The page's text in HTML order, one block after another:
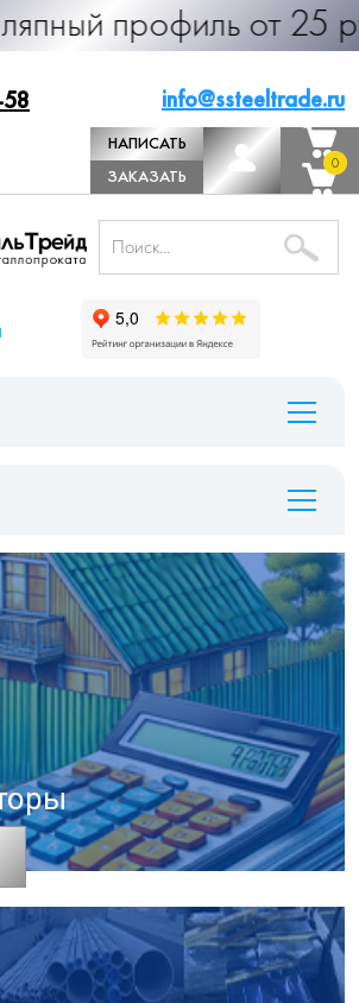
от 25 руб. за
info@ssteeltrade.ru
НАПИСАТЬ
ДИРЕКТОРУ
ЗАКАЗАТЬ
ЗВОНОК
0
0